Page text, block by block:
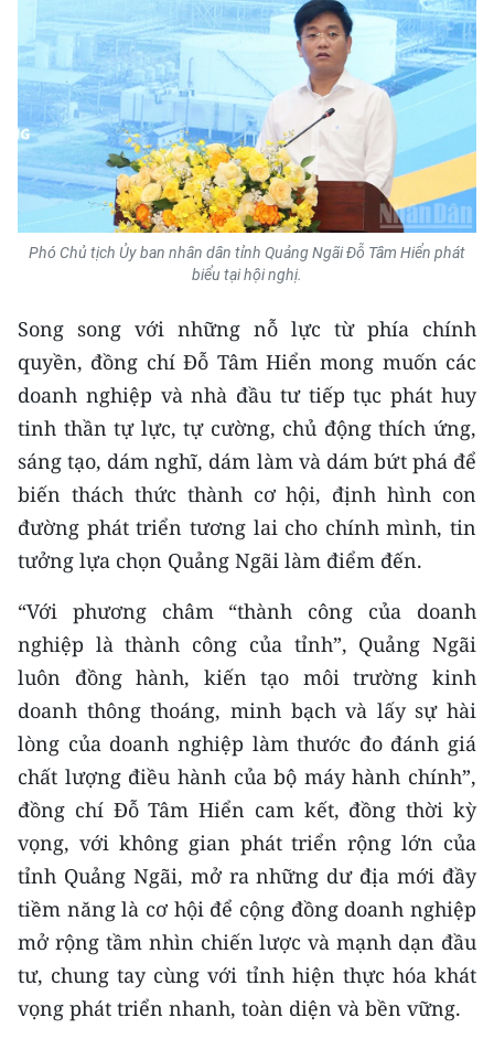
Phó Chủ tịch Ủy ban nhân dân tỉnh Quảng Ngãi Đỗ Tâm Hiển phát
biểu tại hội nghị.
Song song với những nỗ lực từ phía chính
quyền, đồng chí Đỗ Tâm Hiển mong muốn các
doanh nghiệp và nhà đầu tư tiếp tục phát huy
tinh thần tự lực, tự cường, chủ động thích ứng,
sáng tạo, dám nghĩ, dám làm và dám bứt phá để
biến thách thức thành cơ hội, định hình con
đường phát triển tương lai cho chính mình, tin
tưởng lựa chọn Quảng Ngãi làm điểm đến.
“Với phương châm “thành công của doanh
nghiệp là thành công của tỉnh”, Quảng Ngãi
luôn đồng hành, kiến tạo môi trường kinh
doanh thông thoáng, minh bạch và lấy sự hài
lòng của doanh nghiệp làm thước đo đánh giá
chất lượng điều hành của bộ máy hành chính”,
đồng chí Đỗ Tâm Hiển cam kết, đồng thời kỳ
vọng, với không gian phát triển rộng lớn của
tỉnh Quảng Ngãi, mở ra những dư địa mới đầy
tiềm năng là cơ hội để cộng đồng doanh nghiệp
mở rộng tầm nhìn chiến lược và mạnh dạn đầu
tư, chung tay cùng với tỉnh hiện thực hóa khát
vọng phát triển nhanh, toàn diện và bền vững.